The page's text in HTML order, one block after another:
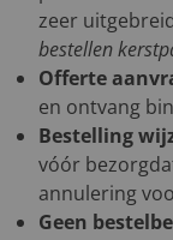
zeer
bestellen
Offerte
en ontvang
Bestelling
vóór
annulering
Geen